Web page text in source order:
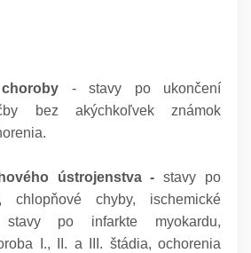
- stavy po ukončení
bez akýchkoľvek známok
ústrojenstva -stavy po
chlopňové chyby, ischemické
po infarkte myokardu,
I., II. a III. štádia, ochorenia